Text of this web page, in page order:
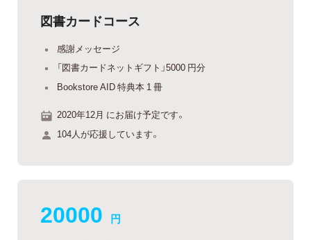
図書カードコース
感謝メッセージ
「図書カードネットギフト」5000 円分
Bookstore AID 特典本 1 冊
2020年12月 にお届け予定です。
104人が応援しています。
20000 円